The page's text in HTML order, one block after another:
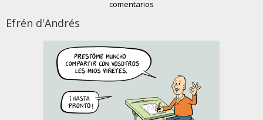
comentarios
Efrén d'Andrés